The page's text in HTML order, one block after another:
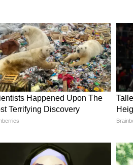
জন্য অন্যতম বড় আকর্ষণ
এই দৃশ্যের স্টাইলিশ উপস্থাপনা,
করেছেন। অনেকেই এটিকে
অনিল কাপুর। এছাড়াও,
ফেলেছে, যা YRF স্পাই